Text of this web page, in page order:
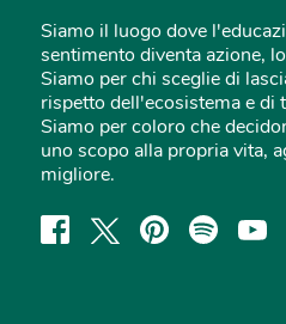
Siamo il luogo dove
sentimento diventa azione,
Siamo per chi sceglie di
rispetto dell'ecosistema e di
Siamo per coloro che
uno scopo alla propria vita,
migliore.